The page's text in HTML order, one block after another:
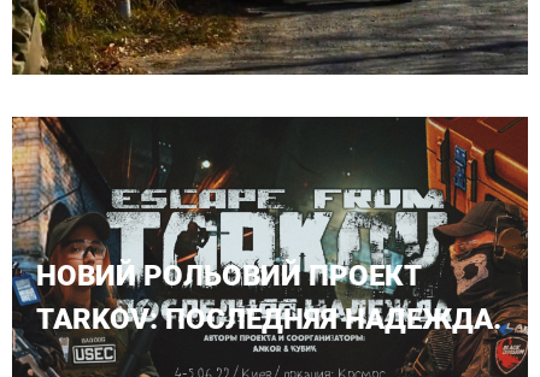
НОВИЙ РОЛЬОВИЙ ПРОЕКТ
TARKOV: ПОСЛЕДНЯЯ НАДЕЖДА.